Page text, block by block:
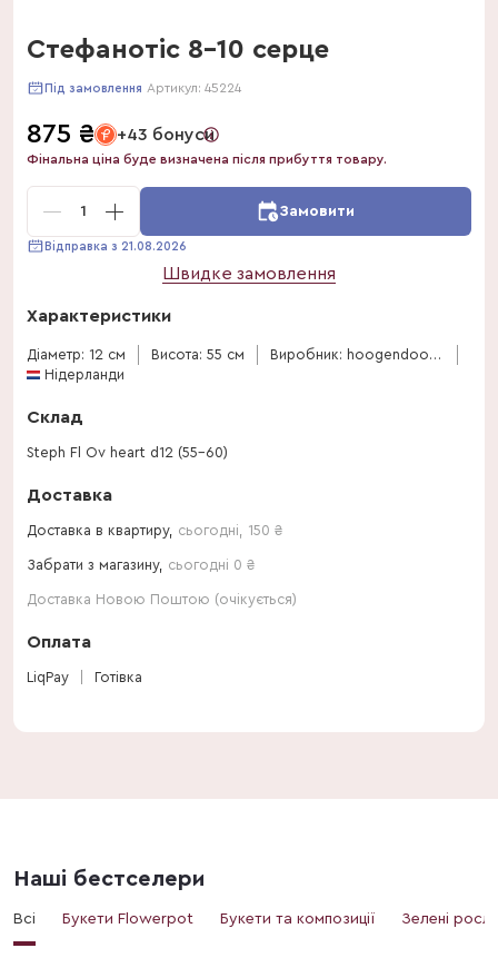
Стефанотіс 8-10 серце
Під замовлення Артикул: 45224
875 ₴ +43 бонуси
Фінальна ціна буде визначена після прибуття товару.
1 Замовити
Відправка з 21.08.2026
Швидке замовлення
Характеристики
Діаметр: 12 см Висота: 55 см
Виробник: hoogendoorn-stephanotis
Нідерланди
Склад
Steph Fl Ov heart d12 (55-60)
Доставка
Доставка в квартиру, сьогодні 150 ₴
Забрати з магазину, сьогодні 0 ₴
Доставка Новою Поштою (очікується)
Оплата
LiqPay Готівка
Наші бестселери
Всі Букети Flowerpot Букети та композиції Зелені